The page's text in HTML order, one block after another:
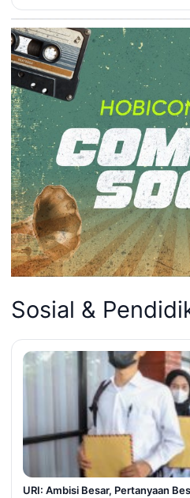
Sosial &
URI: Ambisi Besar, Pertanyaan